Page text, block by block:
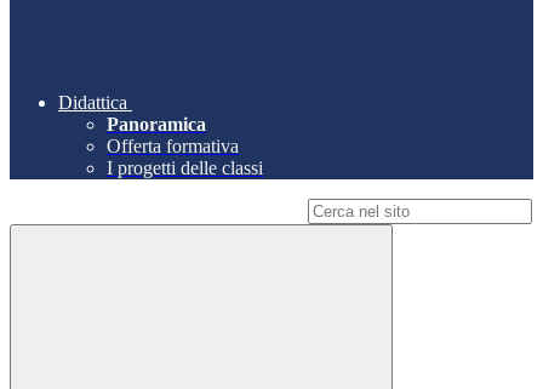
Didattica
Panoramica
Offerta formativa
I progetti delle classi